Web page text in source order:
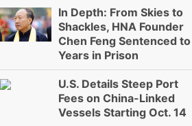
In Depth: From Skies to
Shackles, HNA Founder
Chen Feng Sentenced to
Years in Prison
U.S. Details Steep Port
Fees on China-Linked
Vessels Starting Oct. 14